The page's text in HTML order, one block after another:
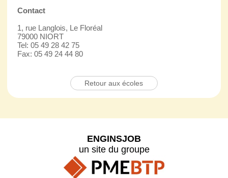
Contact
1, rue Langlois, Le Floréal
79000 NIORT
Tel: 05 49 28 42 75
Fax: 05 49 24 44 80
Retour aux écoles
ENGINSJOB
un site du groupe